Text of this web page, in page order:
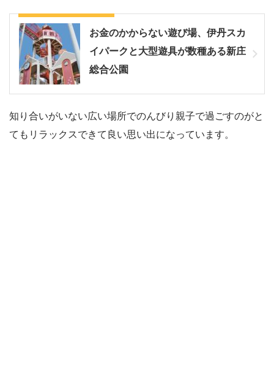
お金のかからない遊び場、伊丹スカ
イパークと大型遊具が数種ある新庄
総合公園
知り合いがいない広い場所でのんびり親子で過ごすのがと
てもリラックスできて良い思い出になっています。